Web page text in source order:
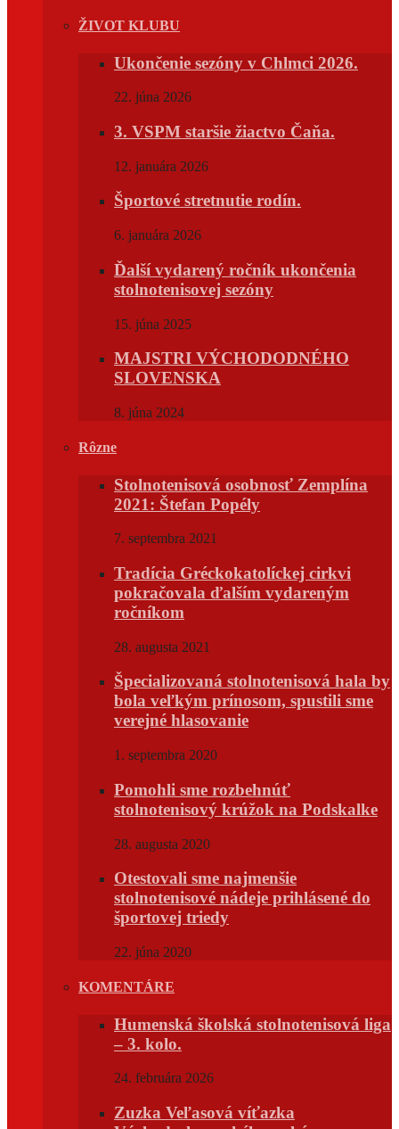
ŽIVOT KLUBU
Ukončenie sezóny v Chlmci 2026.
22. júna 2026
3. VSPM staršie žiactvo Čaňa.
12. januára 2026
Športové stretnutie rodín.
6. januára 2026
Ďalší vydarený ročník ukončenia
stolnotenisovej sezóny
15. júna 2025
MAJSTRI VÝCHODODNÉHO
SLOVENSKA
8. júna 2024
Rôzne
Stolnotenisová osobnosť Zemplína
2021: Štefan Popély
7. septembra 2021
Tradícia Gréckokatolíckej cirkvi
pokračovala ďalším vydareným
ročníkom
28. augusta 2021
Špecializovaná stolnotenisová hala by
bola veľkým prínosom, spustili sme
verejné hlasovanie
1. septembra 2020
Pomohli sme rozbehnúť
stolnotenisový krúžok na Podskalke
28. augusta 2020
Otestovali sme najmenšie
stolnotenisové nádeje prihlásené do
športovej triedy
22. júna 2020
KOMENTÁRE
Humenská školská stolnotenisová liga
– 3. kolo.
24. februára 2026
Zuzka Veľasová víťazka